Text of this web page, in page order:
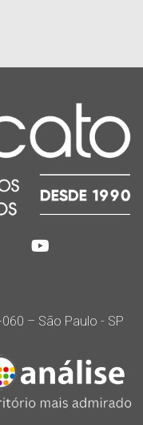
– São Paulo - SP